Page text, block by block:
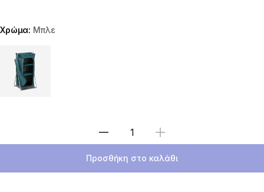
Χρώμα: Μπλε
Choose a variant
Επιλέξτε ποσότητα
Προσθήκη στο καλάθι